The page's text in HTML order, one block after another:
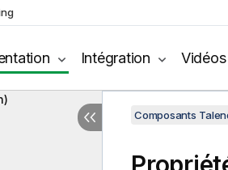
Intégration Vidéos
Composants